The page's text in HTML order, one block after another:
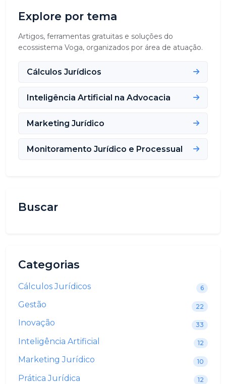
Explore por tema
Artigos, ferramentas gratuitas e soluções do
ecossistema Voga, organizados por área de atuação.
Cálculos Jurídicos
Inteligência Artificial na Advocacia
Marketing Jurídico
Monitoramento Jurídico e Processual
Buscar
Categorias
Cálculos Jurídicos 6
Gestão 22
Inovação 33
Inteligência Artificial 12
Marketing Jurídico 10
Prática Jurídica 12